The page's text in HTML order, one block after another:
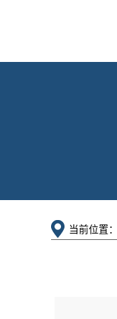
当前位置：